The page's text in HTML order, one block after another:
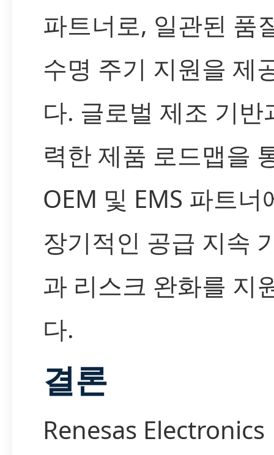
파트너로, 일관된 품
수명 주기 지원을 제
다. 글로벌 제조 기반
력한 제품 로드맵을
OEM 및 EMS 파트너
장기적인 공급 지속
과 리스크 완화를 지
다.
결론
Renesas Electronics